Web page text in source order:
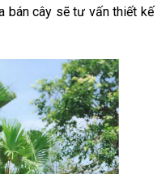
bán cây sẽ tư vấn thiết kế